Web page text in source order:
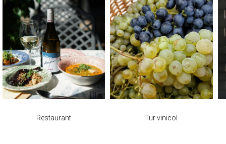
Restaurant Tur vinicol